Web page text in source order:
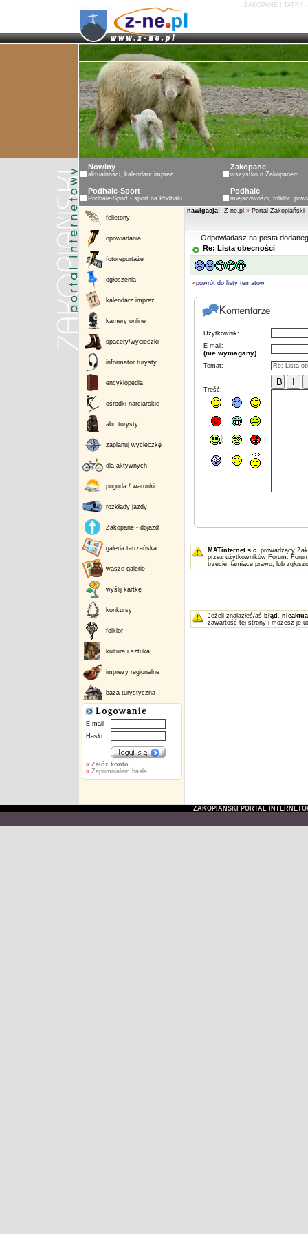
ZAKOPANE I TATRY
Nowiny
aktualności, kalendarz imprez
Zakopane
wszystko o Zakopanem
Podhale-Sport
Podhale-Sport - sport na Podhalu
Podhale
miejscowości, folklor,
felietony
opowiadania
fotoreportaże
ogłoszenia
kalendarz imprez
kamery online
spacery/wycieczki
informator turysty
encyklopedia
ośrodki narciarskie
abc turysty
zaplanuj wycieczkę
dla aktywnych
pogoda / warunki
rozkłady jazdy
Zakopane - dojazd
galeria tatrzańska
wasze galerie
wyślij kartkę
konkursy
folklor
kultura i sztuka
imprezy regionalne
baza turystyczna
E-mail
Hasło
» Załóż konto
»Zapomniałem hasła
nawigacja: Z-ne.pl » Portal Zakopiański
Odpowiadasz na posta
Re: Lista obecności
«powrót do listy tematów
Użytkownik:
E-mail:
(nie wymagany)
Temat:
Treść:
MATinternet s.c. prowadzący
przez użytkowników Forum.
trzecie, łamiące prawo, lub
Jeżeli znalazłeś/aś błąd ,
zawartość tej strony i możesz je
ZAKOPIAŃSKI PORTAL